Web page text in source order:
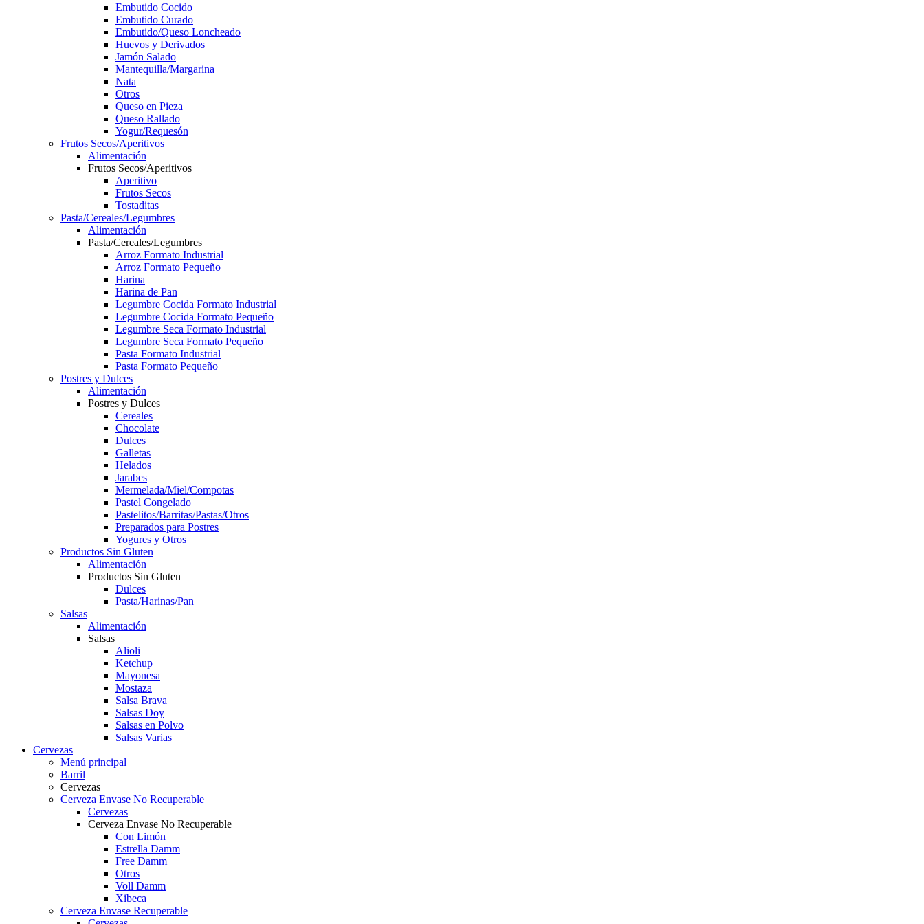
Embutido Cocido
Embutido Curado
Embutido/Queso Loncheado
Huevos y Derivados
Jamón Salado
Mantequilla/Margarina
Nata
Otros
Queso en Pieza
Queso Rallado
Yogur/Requesón
Frutos Secos/Aperitivos
Alimentación
Frutos Secos/Aperitivos
Aperitivo
Frutos Secos
Tostaditas
Pasta/Cereales/Legumbres
Alimentación
Pasta/Cereales/Legumbres
Arroz Formato Industrial
Arroz Formato Pequeño
Harina
Harina de Pan
Legumbre Cocida Formato Industrial
Legumbre Cocida Formato Pequeño
Legumbre Seca Formato Industrial
Legumbre Seca Formato Pequeño
Pasta Formato Industrial
Pasta Formato Pequeño
Postres y Dulces
Alimentación
Postres y Dulces
Cereales
Chocolate
Dulces
Galletas
Helados
Jarabes
Mermelada/Miel/Compotas
Pastel Congelado
Pastelitos/Barritas/Pastas/Otros
Preparados para Postres
Yogures y Otros
Productos Sin Gluten
Alimentación
Productos Sin Gluten
Dulces
Pasta/Harinas/Pan
Salsas
Alimentación
Salsas
Alioli
Ketchup
Mayonesa
Mostaza
Salsa Brava
Salsas Doy
Salsas en Polvo
Salsas Varias
Cervezas
Menú principal
Barril
Cervezas
Cerveza Envase No Recuperable
Cervezas
Cerveza Envase No Recuperable
Con Limón
Estrella Damm
Free Damm
Otros
Voll Damm
Xibeca
Cerveza Envase Recuperable